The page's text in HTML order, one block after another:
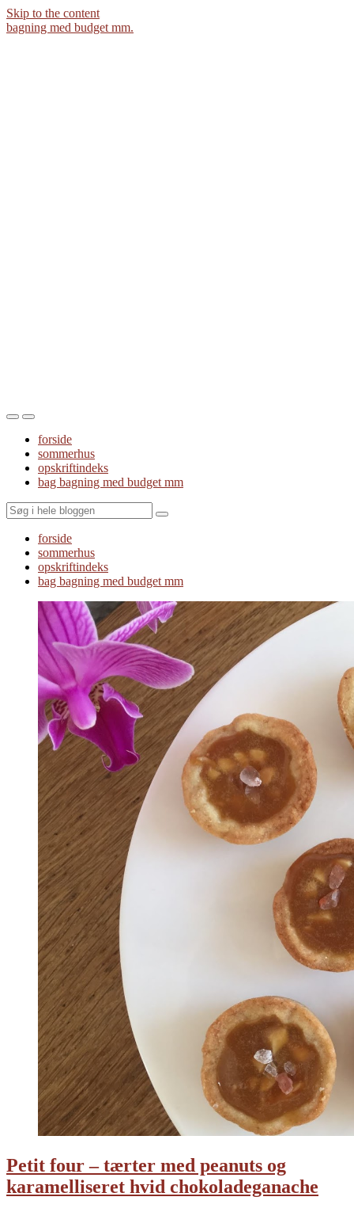
Skip to the content
bagning med budget mm.
Toggle
mobile
menu
Toggle
the
search
field
forside
sommerhus
opskriftindeks
bag bagning med budget mm
Search
forside
sommerhus
opskriftindeks
bag bagning med budget mm
Petit four – tærter med peanuts og
karamelliseret hvid chokoladeganache